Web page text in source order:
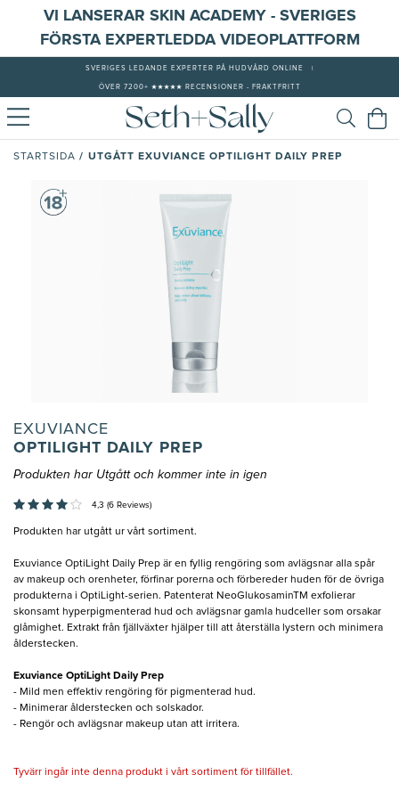
VI LANSERAR SKIN ACADEMY - SVERIGES
FÖRSTA EXPERTLEDDA VIDEOPLATTFORM
SVERIGES LEDANDE EXPERTER PÅ HUDVÅRD ONLINE
ÖVER 7200+ ★★★★★ RECENSIONER - FRAKTFRITT
STARTSIDA / UTGÅTT EXUVIANCE OPTILIGHT DAILY PREP
EXUVIANCE
OPTILIGHT DAILY PREP
Produkten har Utgått och kommer inte in igen
4,3 (6 Reviews)
Produkten har utgått ur vårt sortiment.
Exuviance OptiLight Daily Prep är en fyllig rengöring som avlägsnar alla spår
av makeup och orenheter, förfinar porerna och förbereder huden för de övriga
produkterna i OptiLight-serien. Patenterat NeoGlukosaminTM exfolierar
skonsamt hyperpigmenterad hud och avlägsnar gamla hudceller som orsakar
glåmighet. Extrakt från fjällväxter hjälper till att återställa lystern och minimera
ålderstecken.
Exuviance OptiLight Daily Prep
- Mild men effektiv rengöring för pigmenterad hud.
- Minimerar ålderstecken och solskador.
- Rengör och avlägsnar makeup utan att irritera.
Tyvärr ingår inte denna produkt i vårt sortiment för tillfället.